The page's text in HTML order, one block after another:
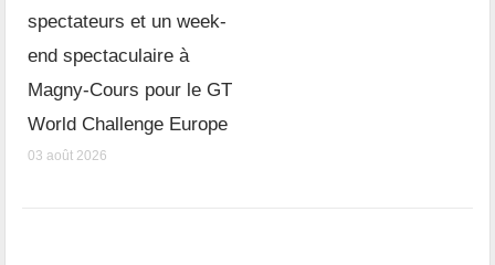
spectateurs et un week-
end spectaculaire à
Magny-Cours pour le GT
World Challenge Europe
03 août 2026